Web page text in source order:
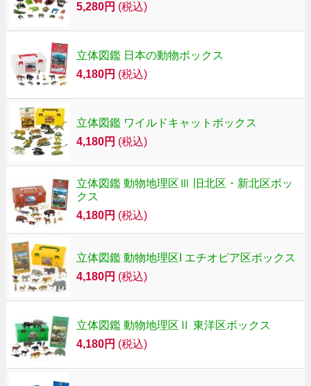
5,280円 (税込)
立体図鑑 日本の動物ボックス
4,180円 (税込)
立体図鑑 ワイルドキャットボックス
4,180円 (税込)
立体図鑑 動物地理区Ⅲ 旧北区・新北区ボッ
クス
4,180円 (税込)
立体図鑑 動物地理区I エチオピア区ボックス
4,180円 (税込)
立体図鑑 動物地理区Ⅱ 東洋区ボックス
4,180円 (税込)